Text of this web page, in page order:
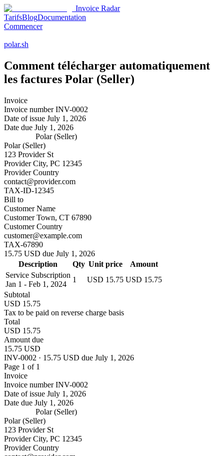
Invoice Radar
TarifsBlogDocumentation
Commencer
polar.sh
Comment télécharger automatiquement
les factures Polar (Seller)
Invoice
Invoice numberINV-0002
Date of issue July 1, 2026
Date due July 1, 2026
Polar (Seller)
Polar (Seller)
123 Provider St
Provider City, PC 12345
Provider Country
contact@provider.com
TAX-ID-12345
Bill to
Customer Name
Customer Town, CT 67890
Customer Country
customer@example.com
TAX-67890
15.75 USD due July 1, 2026
Description
Qty Unit price
Amount
Service Subscription
Jan 1 - Feb 1, 2024
1 USD 15.75 USD 15.75
Subtotal
USD 15.75
Tax to be paid on reverse charge basis
Total
USD 15.75
Amount due
15.75 USD
INV-0002 · 15.75 USD due July 1, 2026
Page 1 of 1
Invoice
Invoice numberINV-0002
Date of issue July 1, 2026
Date due July 1, 2026
Polar (Seller)
Polar (Seller)
123 Provider St
Provider City, PC 12345
Provider Country